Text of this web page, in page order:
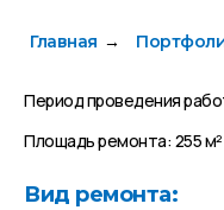
Главная →
Период проведения
Площадь ремонта: 255 м²
Вид ремонта: